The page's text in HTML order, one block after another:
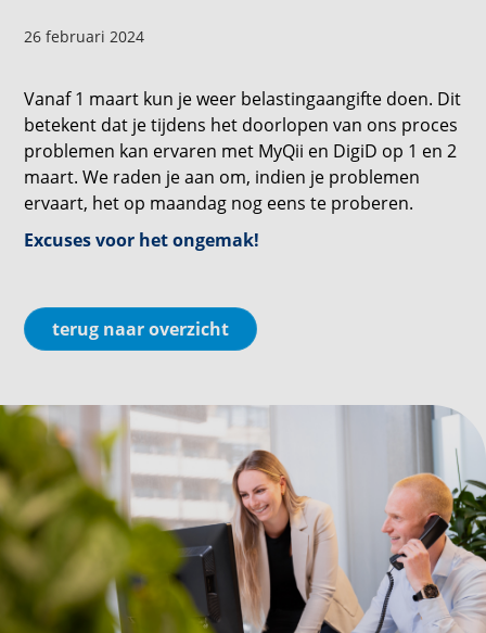
26 februari 2024
Vanaf 1 maart kun je weer belastingaangifte doen. Dit
betekent dat je tijdens het doorlopen van ons proces
problemen kan ervaren met MyQii en DigiD op 1 en 2
maart. We raden je aan om, indien je problemen
ervaart, het op maandag nog eens te proberen. ⁠
Excuses voor het ongemak!⁠
terug naar overzicht